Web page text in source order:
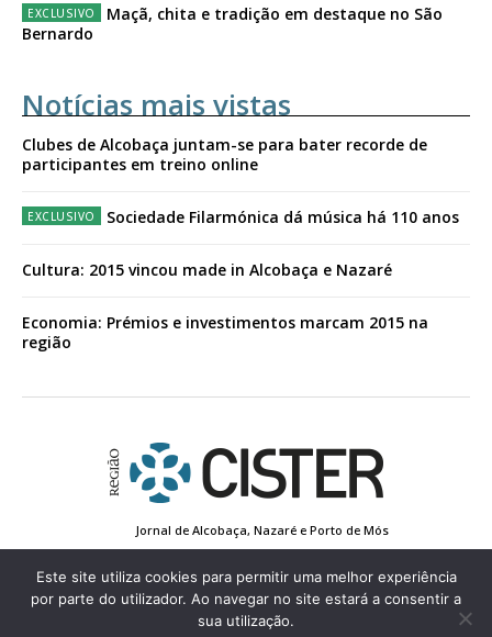
Maçã, chita e tradição em destaque no São
Bernardo
Notícias mais vistas
Clubes de Alcobaça juntam-se para bater recorde de
participantes em treino online
Sociedade Filarmónica dá música há 110 anos
Cultura: 2015 vincou made in Alcobaça e Nazaré
Economia: Prémios e investimentos marcam 2015 na
região
Jornal de Alcobaça, Nazaré e Porto de Mós
Estatuto Editorial
Contactos
Política de Privacidade
Conta de Registo
Edição Impressa
Este site utiliza cookies para permitir uma melhor experiência
por parte do utilizador. Ao navegar no site estará a consentir a
sua utilização.